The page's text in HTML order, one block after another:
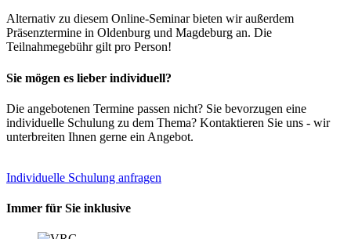
Alternativ zu diesem Online-Seminar bieten wir außerdem
Präsenztermine in Oldenburg und Magdeburg an. Die
Teilnahmegebühr gilt pro Person!
Sie mögen es lieber individuell?
Die angebotenen Termine passen nicht? Sie bevorzugen eine
individuelle Schulung zu dem Thema? Kontaktieren Sie uns - wir
unterbreiten Ihnen gerne ein Angebot.
Individuelle Schulung anfragen
Immer für Sie inklusive